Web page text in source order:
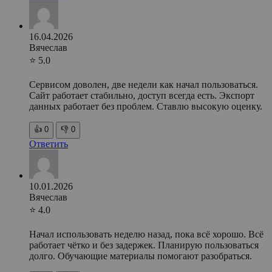
16.04.2026
Вячеслав
⭐ 5.0
Сервисом доволен, две недели как начал пользоваться.
Сайт работает стабильно, доступ всегда есть. Экспорт
данных работает без проблем. Ставлю высокую оценку.
👍 0 👎 0
Ответить
10.01.2026
Вячеслав
⭐ 4.0
Начал использовать неделю назад, пока всё хорошо. Всё
работает чётко и без задержек. Планирую пользоваться
долго. Обучающие материалы помогают разобраться.